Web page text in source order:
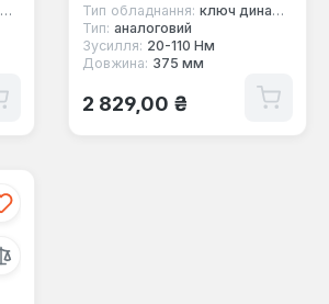
Тип обладнання: ключ динамометричний під квадрат
Тип: аналоговий
Зусилля: 20-110 Нм
Довжина: 375 мм
Звичайна ціна:
2 829,00 ₴